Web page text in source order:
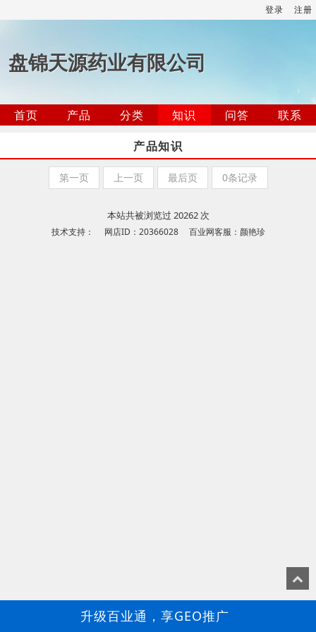
登录 注册
盘锦天源药业有限公司
首页 产品 分类 知识 问答
联系
产品知识
第一页 上一页 最后页 0条记录
本站共被浏览过 20262 次
技术支持： 网店ID：20366028 百业网客服：颜艳珍
升级百业通，享GEO推广